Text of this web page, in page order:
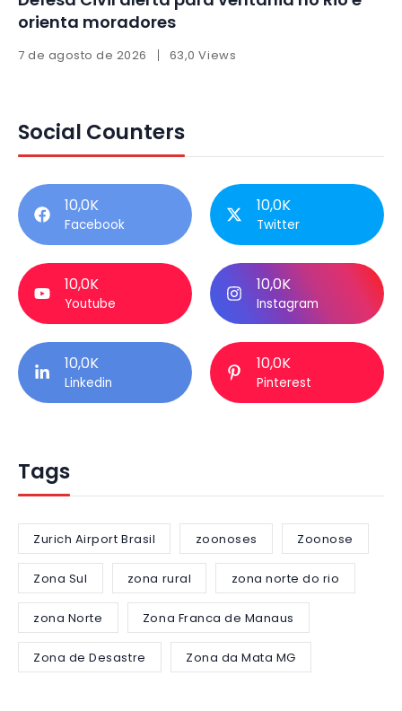
orienta moradores
7 de agosto de 2026 63,0 Views
Social Counters
10,0K
Facebook
10,0K
Twitter
10,0K
Youtube
10,0K
Instagram
10,0K
Linkedin
10,0K
Pinterest
Tags
Zurich Airport Brasil zoonoses Zoonose
Zona Sul zona rural zona norte do rio
zona Norte Zona Franca de Manaus
Zona de Desastre Zona da Mata MG